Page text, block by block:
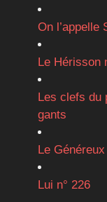
On l’appelle
Le Hérisson
Les clefs du
gants
Le Généreux
Lui n° 226